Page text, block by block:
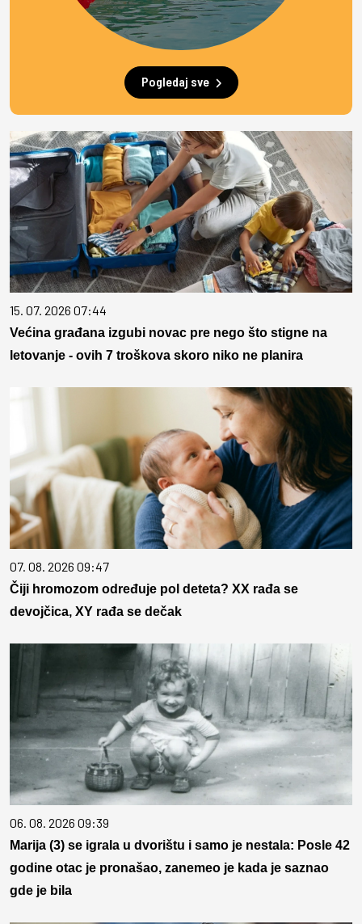
Pogledaj sve
15. 07. 2026 07:44
Većina građana izgubi novac pre nego što stigne na
letovanje - ovih 7 troškova skoro niko ne planira
07. 08. 2026 09:47
Čiji hromozom određuje pol deteta? XX rađa se
devojčica, XY rađa se dečak
06. 08. 2026 09:39
Marija (3) se igrala u dvorištu i samo je nestala: Posle 42
godine otac je pronašao, zanemeo je kada je saznao
gde je bila